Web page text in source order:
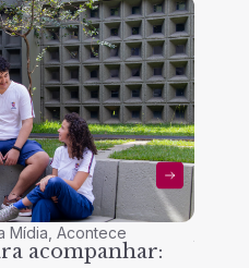
Mídia ,Acontece
acompanhar: